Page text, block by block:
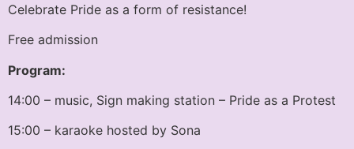
Celebrate Pride as a form of resistance!
Free admission
Program:
14:00 – music, Sign making station – Pride as a Protest
15:00 – karaoke hosted by Sona